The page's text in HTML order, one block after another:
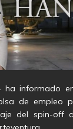
ha informado
de empleo
del spin-off